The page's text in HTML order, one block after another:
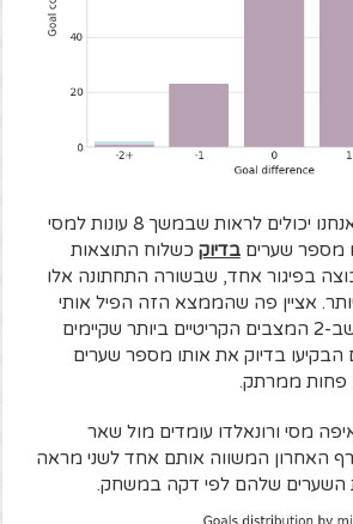
באופן מדהים למדי, אנחנו יכולים לראות שבמשך 8 עונות למסי
מספר שעריםבדיוק כשלוח התוצאות
בפיגור אחד, שבשורה התחתונה אלו
אציין פה שהממצא הזה הפיל אותי
מהכיסא. מה הסיכוי שב-2 המצבים הקריטיים ביותר שקיימים
הבקיעו בדיוק את אותו מספר שערים
מסי ורונאלדו עומדים מול שאר
האחרון המשווה אותם אחד לשני מראה
השערים שלהם לפי דקה במשחק.